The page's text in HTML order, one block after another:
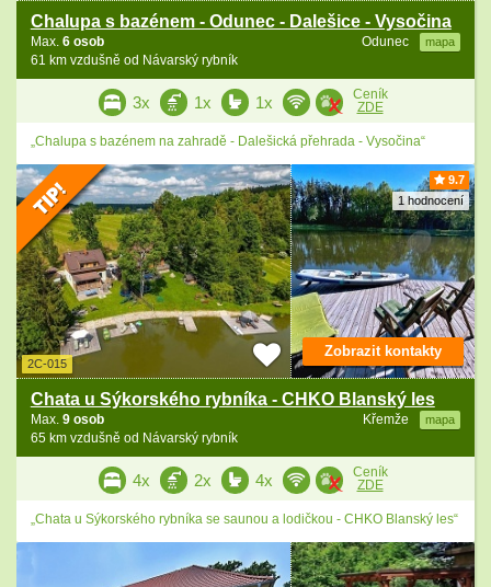
Chalupa s bazénem - Odunec - Dalešice - Vysočina
Odunec mapa
Max. 6 osob
61 km vzdušně od Návarský rybník
3x 1x 1x
Ceník
ZDE
„Chalupa s bazénem na zahradě - Dalešická přehrada - Vysočina“
9.7
1 hodnocení
2C-015
Chata u Sýkorského rybníka - CHKO Blanský les
Křemže mapa
Max. 9 osob
65 km vzdušně od Návarský rybník
Zobrazit kontakty
4x 2x 4x
Ceník
ZDE
„Chata u Sýkorského rybníka se saunou a lodičkou - CHKO Blanský les“